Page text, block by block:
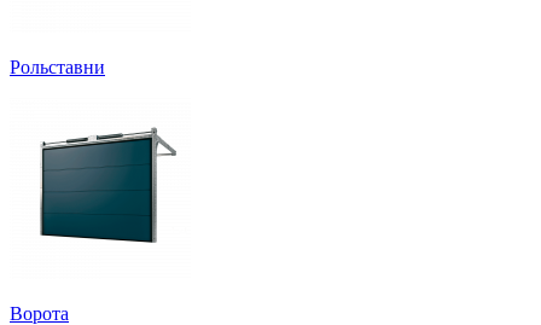
Рольставни
Ворота